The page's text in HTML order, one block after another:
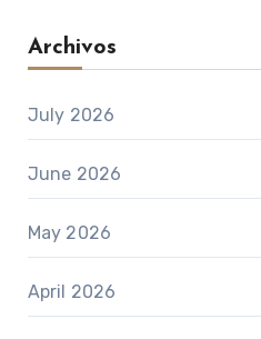
Archivos
July 2026
June 2026
May 2026
April 2026